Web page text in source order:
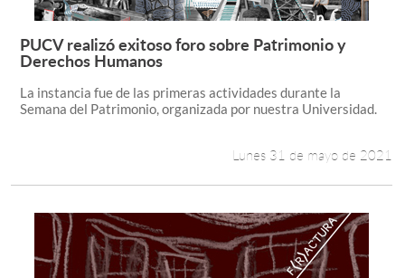
Leer más +
PUCV realizó exitoso foro sobre Patrimonio y
Derechos Humanos
La instancia fue de las primeras actividades durante la
Semana del Patrimonio, organizada por nuestra Universidad.
Lunes 31 de mayo de 2021